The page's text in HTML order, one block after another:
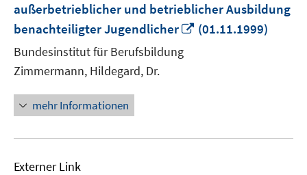
außerbetrieblicher und betrieblicher Ausbildung
benachteiligter Jugendlicher
In
(01.11.1999)
Bundesinstitut für Berufsbildung
Zimmermann, Hildegard, Dr.
mehr Informationen
Externer Link